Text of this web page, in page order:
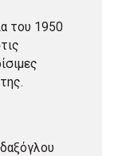
του 1950